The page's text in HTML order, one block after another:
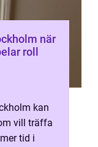
när
roll
kan
vill träffa
tid i